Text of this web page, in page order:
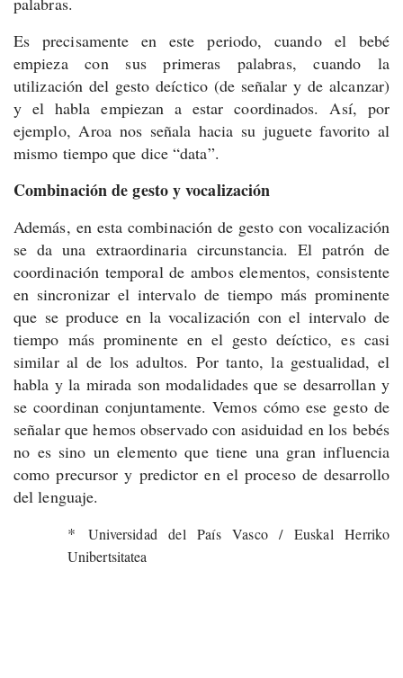
Es precisamente en este periodo, cuando el bebé
empieza con sus primeras palabras, cuando la
utilización del gesto deíctico (de señalar y de alcanzar)
y el habla empiezan a estar coordinados. Así, por
ejemplo, Aroa nos señala hacia su juguete favorito al
mismo tiempo que dice “data”.
Combinación de gesto y vocalización
Además, en esta combinación de gesto con vocalización
se da una extraordinaria circunstancia. El patrón de
coordinación temporal de ambos elementos, consistente
en sincronizar el intervalo de tiempo más prominente
que se produce en la vocalización con el intervalo de
tiempo más prominente en el gesto deíctico, es casi
similar al de los adultos. Por tanto, la gestualidad, el
habla y la mirada son modalidades que se desarrollan y
se coordinan conjuntamente. Vemos cómo ese gesto de
señalar que hemos observado con asiduidad en los bebés
no es sino un elemento que tiene una gran influencia
como precursor y predictor en el proceso de desarrollo
del lenguaje.
* Universidad del País Vasco / Euskal Herriko
Unibertsitatea